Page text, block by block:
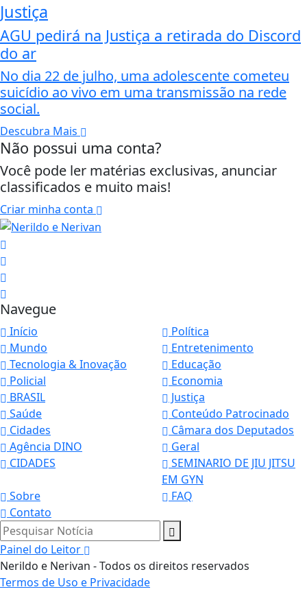
Justiça
AGU pedirá na Justiça a retirada do Discord
do ar
No dia 22 de julho, uma adolescente cometeu
suicídio ao vivo em uma transmissão na rede
social.
Descubra Mais
Não possui uma conta?
Você pode ler matérias exclusivas, anunciar
classificados e muito mais!
Criar minha conta
Navegue
Início
Política
Mundo
Entretenimento
Tecnologia & Inovação
Educação
Policial
Economia
BRASIL
Justiça
Saúde
Conteúdo Patrocinado
Cidades
Câmara dos Deputados
Agência DINO
Geral
CIDADES
SEMINARIO DE JIU JITSU
EM GYN
Sobre
FAQ
Contato
Pesquisar Notícia
Painel do Leitor
Nerildo e Nerivan - Todos os direitos reservados
Termos de Uso e Privacidade